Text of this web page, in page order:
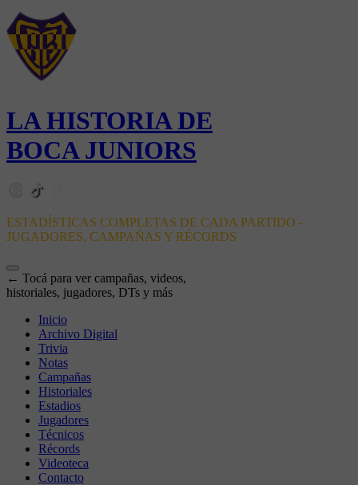
LA HISTORIA DE
BOCA JUNIORS
ESTADÍSTICAS COMPLETAS DE CADA PARTIDO -
JUGADORES, CAMPAÑAS Y RÉCORDS
← Tocá para ver campañas, videos,
historiales, jugadores, DTs y más
Inicio
Archivo Digital
Trivia
Notas
Campañas
Historiales
Estadios
Jugadores
Técnicos
Récords
Videoteca
Contacto